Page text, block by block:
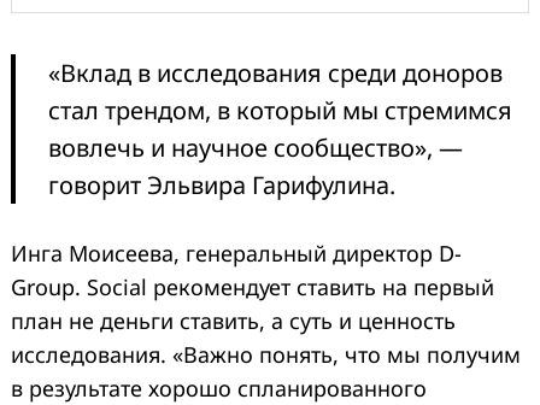
«Вклад в исследования среди доноров
стал трендом, в который мы стремимся
вовлечь и научное сообщество», —
говорит Эльвира Гарифулина.
Инга Моисеева, генеральный директор D-
Group. Social рекомендует ставить на первый
план не деньги ставить, а суть и ценность
исследования. «Важно понять, что мы получим
в результате хорошо спланированного
Search
for: